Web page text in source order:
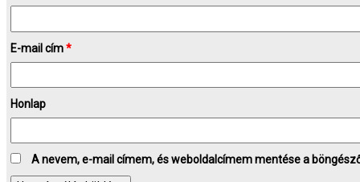
E-mail cím*
Honlap
A nevem, e-mail címem, és weboldalcímem mentése a